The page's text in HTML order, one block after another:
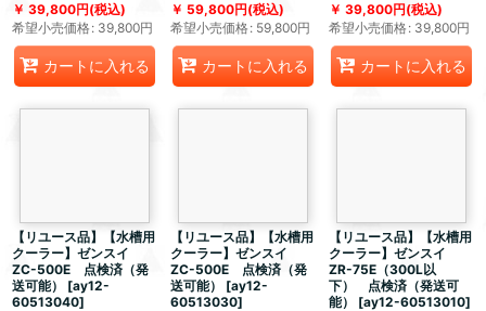
39,800円(税込)
希望小売価格: 39,800円
カートに入れる
59,800円(税込)
希望小売価格: 59,800円
カートに入れる
39,800円(税込)
希望小売価格: 39,800円
カートに入れる
【リユース品】【水槽用
クーラー】ゼンスイ
ZC-500E 点検済（発
送可能）
[ay12-
60513040]
【リユース品】【水槽用
クーラー】ゼンスイ
ZC-500E 点検済（発
送可能）
[ay12-
60513030]
【リユース品】【水槽用
クーラー】ゼンスイ
ZR-75E（300L以
下） 点検済（発送可
能）
[ay12-60513010]